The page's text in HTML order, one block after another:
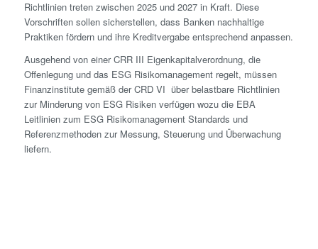
Richtlinien treten zwischen 2025 und 2027 in Kraft. Diese
Vorschriften sollen sicherstellen, dass Banken nachhaltige
Praktiken fördern und ihre Kreditvergabe entsprechend anpassen.
Ausgehend von einer CRR III Eigenkapitalverordnung, die
Offenlegung und das ESG Risikomanagement regelt, müssen
Finanzinstitute gemäß der CRD VI über belastbare Richtlinien
zur Minderung von ESG Risiken verfügen wozu die EBA
Leitlinien zum ESG Risikomanagement Standards und
Referenzmethoden zur Messung, Steuerung und Überwachung
liefern.